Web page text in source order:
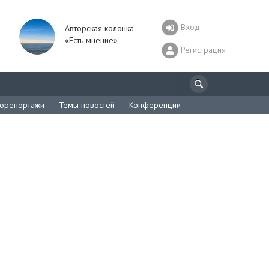
Авторская колонка
«Есть мнение»
Вход
Регистрация
Темы новостей Конференции